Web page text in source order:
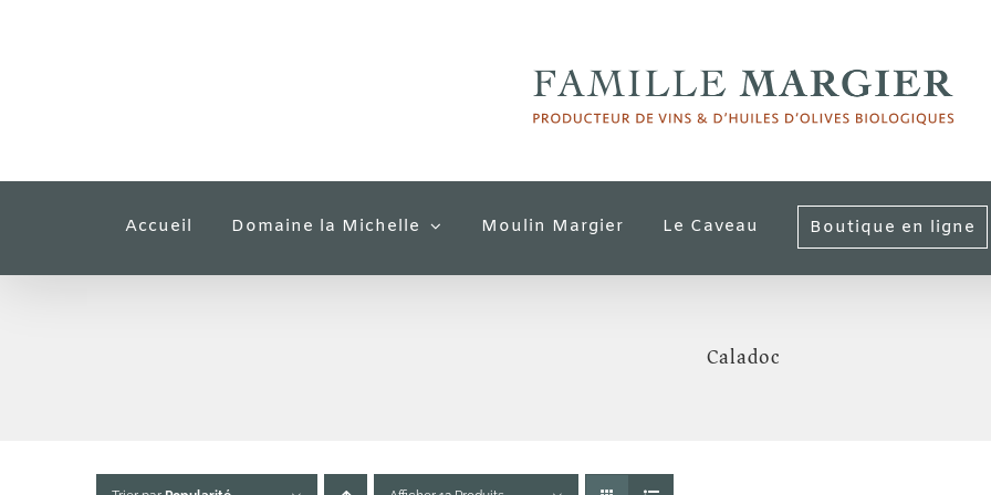
Accueil Domaine la Michelle Moulin Margier Le Caveau Boutique en ligne
Caladoc